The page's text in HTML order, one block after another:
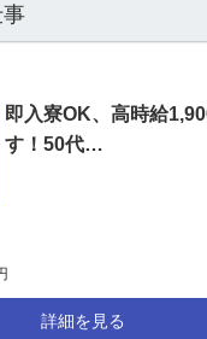
即入寮OK、高時給
す！50代…
詳細を見る